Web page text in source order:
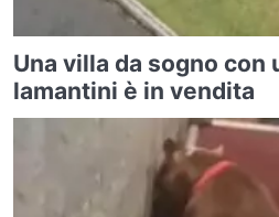
Una villa da sogno
lamantini è in vendita